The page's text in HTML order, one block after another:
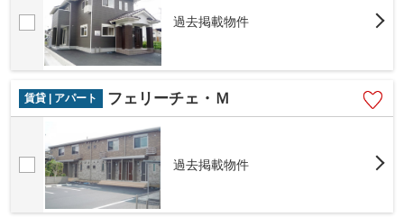
過去掲載物件
賃貸 | アパート フェリーチェ・Ｍ
過去掲載物件